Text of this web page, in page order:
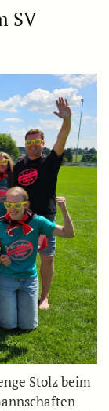
SV
Stolz beim